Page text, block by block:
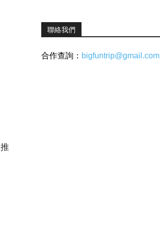
聯絡我們
合作查詢： bigfuntrip@gmail.com